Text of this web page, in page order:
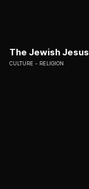
The Jewish Jesus
CULTURE RELIGION